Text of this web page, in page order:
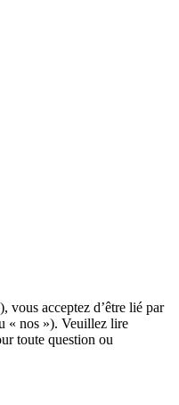
vous acceptez d’être lié par
« nos »). Veuillez lire
toute question ou